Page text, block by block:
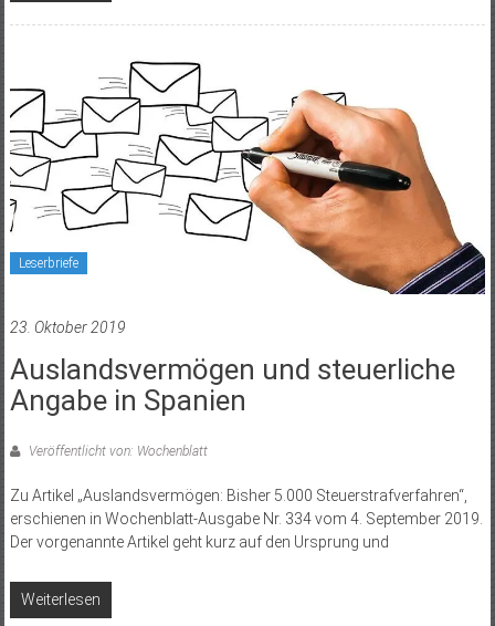
Leserbriefe
23. Oktober 2019
Auslandsvermögen und steuerliche
Angabe in Spanien
Veröffentlicht von: Wochenblatt
Zu Artikel „Auslandsvermögen: Bisher 5.000 Steuerstrafverfahren“,
erschienen in Wochenblatt-Ausgabe Nr. 334 vom 4. September 2019.
Der vorgenannte Artikel geht kurz auf den Ursprung und
Weiterlesen